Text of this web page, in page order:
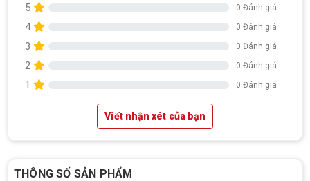
5 0 Đánh giá
4 0 Đánh giá
3 0 Đánh giá
2 0 Đánh giá
1 0 Đánh giá
Viết nhận xét của bạn
THÔNG SỐ SẢN PHẨM